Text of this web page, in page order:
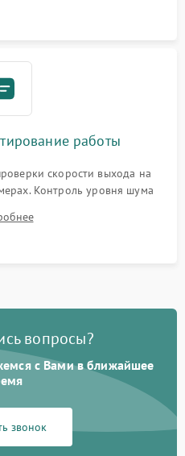
работы
скорости выхода на
Контроль уровня шума
стенок и корректного
оттайки.
вопросы?
с Вами в ближайшее
звонок